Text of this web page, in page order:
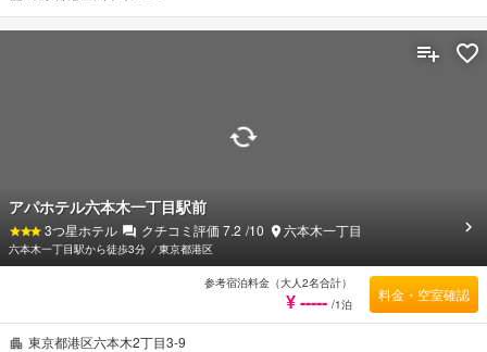
東京都港区六本木2丁目3-9
アパホテル六本木一丁目駅前
3つ星ホテル クチコミ評価 7.2 /10 六本木一丁目
六本木一丁目駅から徒歩3分 ⁄東京都港区
参考宿泊料金（大人2名合計）
¥ ----- /1泊
料金・空室確認